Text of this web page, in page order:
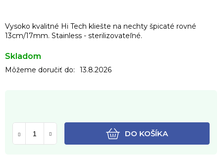
Vysoko kvalitné Hi Tech kliešte na nechty špicaté rovné
13cm/17mm. Stainless - sterilizovateľné.
Skladom
Môžeme doručiť do: 13.8.2026
DO KOŠÍKA